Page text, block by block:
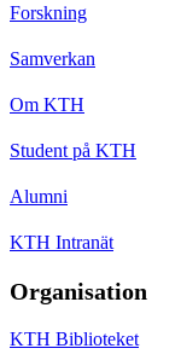
Forskning
Samverkan
Om KTH
Student på KTH
Alumni
KTH Intranät
Organisation
KTH Biblioteket